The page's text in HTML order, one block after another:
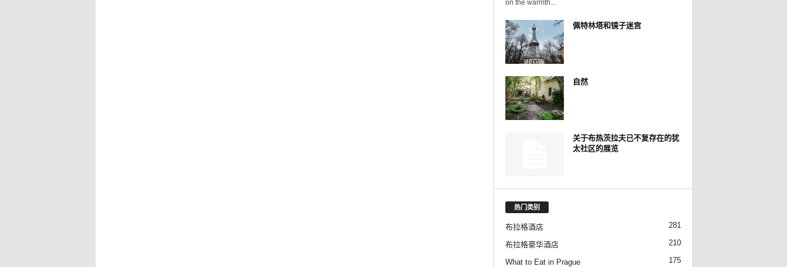
on the warmth...
佩特林塔和镜子迷宫
自然
关于布热茨拉夫已不复存在的犹
太社区的展览
热门类别
布拉格酒店 281
布拉格豪华酒店 210
What to Eat in Prague 175